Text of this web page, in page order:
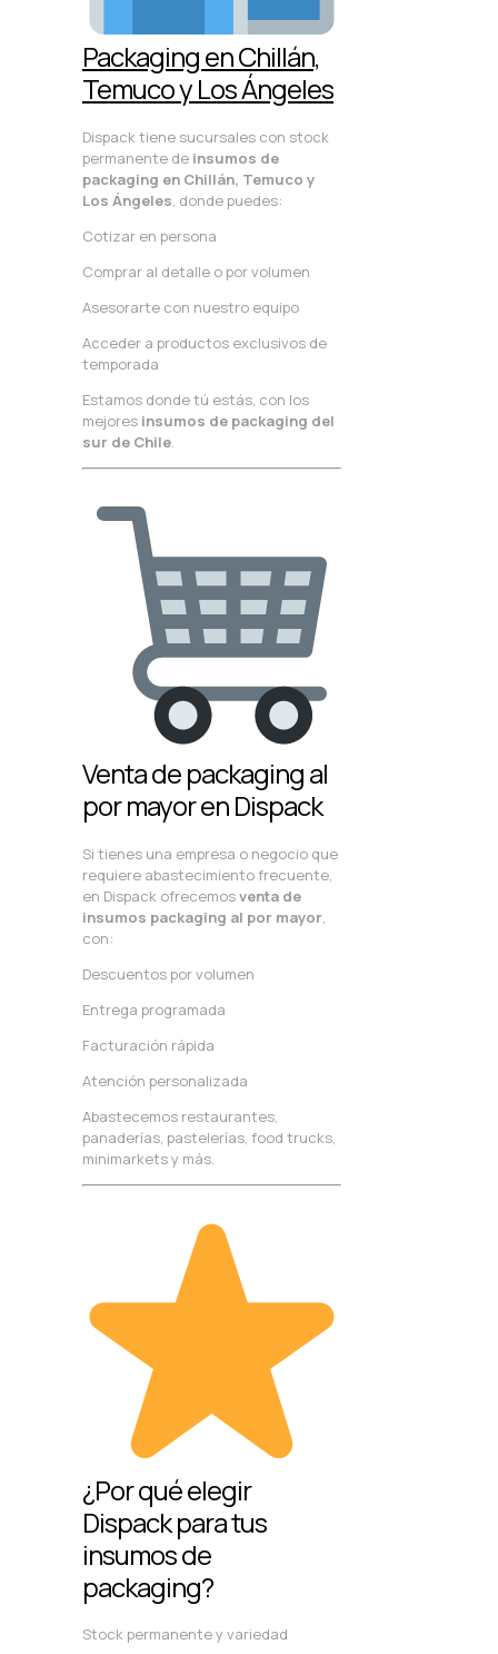
Packaging en Chillán,
Temuco y Los Ángeles
Dispack tiene sucursales con stock
permanente de insumos de
packaging en Chillán, Temuco y
Los Ángeles, donde puedes:
Cotizar en persona
Comprar al detalle o por volumen
Asesorarte con nuestro equipo
Acceder a productos exclusivos de
temporada
Estamos donde tú estás, con los
mejores insumos de packaging del
sur de Chile.
Venta de packaging al
por mayor en Dispack
Si tienes una empresa o negocio que
requiere abastecimiento frecuente,
en Dispack ofrecemosventa de
insumos packaging al por mayor,
con:
Descuentos por volumen
Entrega programada
Facturación rápida
Atención personalizada
Abastecemos restaurantes,
panaderías, pastelerías, food trucks,
minimarkets y más.
¿Por qué elegir
Dispack para tus
insumos de
packaging?
Stock permanente y variedad